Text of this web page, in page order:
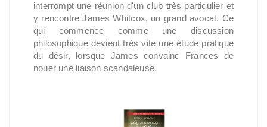
interrompt une réunion d'un club très particulier et
y rencontre James Whitcox, un grand avocat. Ce
qui commence comme une discussion
philosophique devient très vite une étude pratique
du désir, lorsque James convainc Frances de
nouer une liaison scandaleuse.